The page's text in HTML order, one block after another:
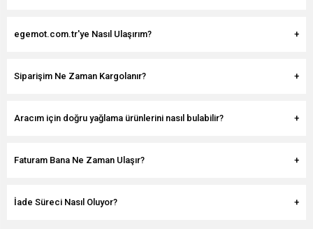
egemot.com.tr'ye Nasıl Ulaşırım?
Siparişim Ne Zaman Kargolanır?
Aracım için doğru yağlama ürünlerini nasıl bulabilir?
Faturam Bana Ne Zaman Ulaşır?
İade Süreci Nasıl Oluyor?